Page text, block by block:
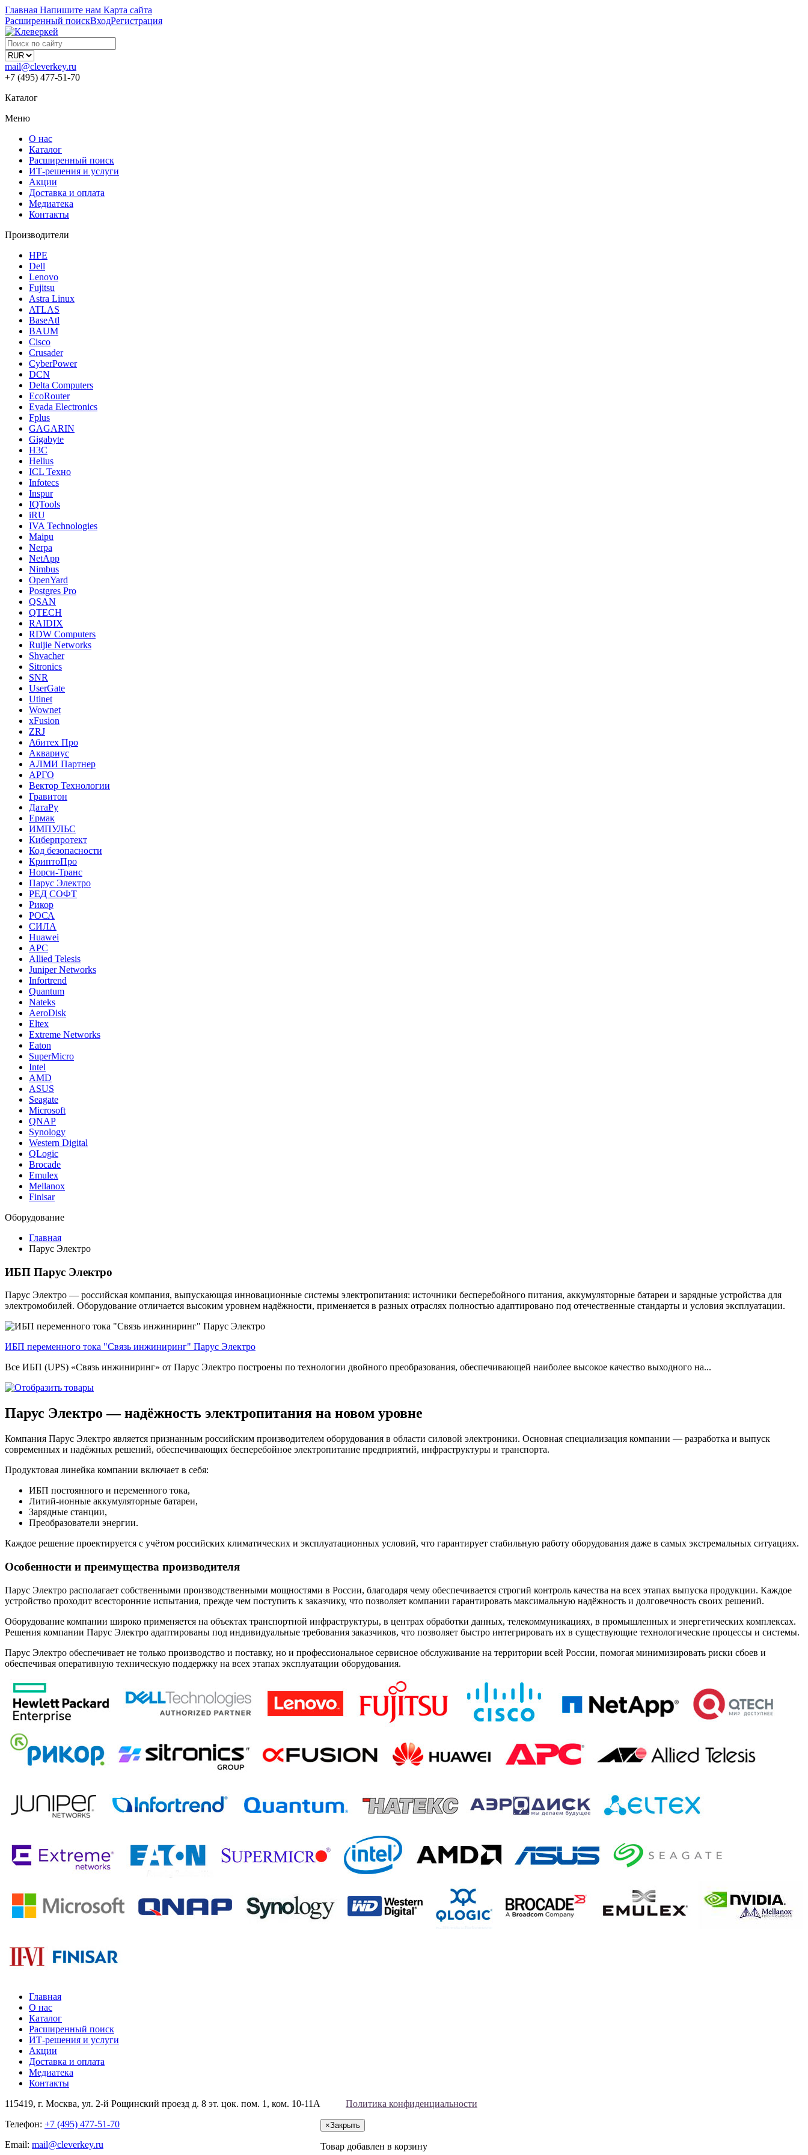
Главная Напишите нам Карта сайта
Расширенный поискВходРегистрация
mail@cleverkey.ru
+7 (495) 477-51-70
Каталог
Меню
О нас
Каталог
Расширенный поиск
ИТ-решения и услуги
Акции
Доставка и оплата
Медиатека
Контакты
Производители
HPE
Dell
Lenovo
Fujitsu
Astra Linux
ATLAS
BaseAtl
BAUM
Cisco
Crusader
CyberPower
DCN
Delta Computers
EcoRouter
Evada Electronics
Fplus
GAGARIN
Gigabyte
H3C
Helius
ICL Техно
Infotecs
Inspur
IQTools
iRU
IVA Technologies
Maipu
Nerpa
NetApp
Nimbus
OpenYard
Postgres Pro
QSAN
QTECH
RAIDIX
RDW Computers
Ruijie Networks
Shvacher
Sitronics
SNR
UserGate
Utinet
Wownet
xFusion
ZRJ
Абитех Про
Аквариус
АЛМИ Партнер
АРГО
Вектор Технологии
Гравитон
ДатаРу
Ермак
ИМПУЛЬС
Киберпротект
Код безопасности
КриптоПро
Норси-Транс
Парус Электро
РЕД СОФТ
Рикор
РОСА
СИЛА
Huawei
APC
Allied Telesis
Juniper Networks
Infortrend
Quantum
Nateks
AeroDisk
Eltex
Extreme Networks
Eaton
SuperMicro
Intel
AMD
ASUS
Seagate
Microsoft
QNAP
Synology
Western Digital
QLogic
Brocade
Emulex
Mellanox
Finisar
Оборудование
Главная
Парус Электро
ИБП Парус Электро
Парус Электро — российская компания, выпускающая инновационные системы электропитания: источники бесперебойного питания, аккумуляторные батареи и зарядные устройства для
электромобилей. Оборудование отличается высоким уровнем надёжности, применяется в разных отраслях полностью адаптировано под отечественные стандарты и условия эксплуатации.
ИБП переменного тока "Связь инжиниринг" Парус Электро
Все ИБП (UPS) «Связь инжиниринг» от Парус Электро построены по технологии двойного преобразования, обеспечивающей наиболее высокое качество выходного на...
Парус Электро — надёжность электропитания на новом уровне
Компания Парус Электро является признанным российским производителем оборудования в области силовой электроники. Основная специализация компании — разработка и выпуск
современных и надёжных решений, обеспечивающих бесперебойное электропитание предприятий, инфраструктуры и транспорта.
Продуктовая линейка компании включает в себя:
ИБП постоянного и переменного тока,
Литий-ионные аккумуляторные батареи,
Зарядные станции,
Преобразователи энергии.
Каждое решение проектируется с учётом российских климатических и эксплуатационных условий, что гарантирует стабильную работу оборудования даже в самых экстремальных ситуациях.
Особенности и преимущества производителя
Парус Электро располагает собственными производственными мощностями в России, благодаря чему обеспечивается строгий контроль качества на всех этапах выпуска продукции. Каждое
устройство проходит всесторонние испытания, прежде чем поступить к заказчику, что позволяет компании гарантировать максимальную надёжность и долговечность своих решений.
Оборудование компании широко применяется на объектах транспортной инфраструктуры, в центрах обработки данных, телекоммуникациях, в промышленных и энергетических комплексах.
Решения компании Парус Электро адаптированы под индивидуальные требования заказчиков, что позволяет быстро интегрировать их в существующие технологические процессы и системы.
Парус Электро обеспечивает не только производство и поставку, но и профессиональное сервисное обслуживание на территории всей России, помогая минимизировать риски сбоев и
обеспечивая оперативную техническую поддержку на всех этапах эксплуатации оборудования.
Главная
О нас
Каталог
Расширенный поиск
ИТ-решения и услуги
Акции
Доставка и оплата
Медиатека
Контакты
115419, г. Москва, ул. 2-й Рощинский проезд д. 8 эт. цок. пом. 1, ком. 10-11А
Телефон: +7 (495) 477-51-70
Email: mail@cleverkey.ru
Политика конфиденциальности
×Закрыть
Товар добавлен в корзину